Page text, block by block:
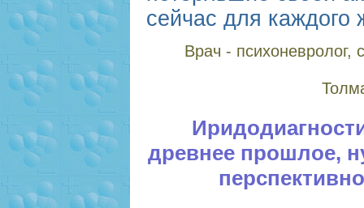
сейчас для каждого
Врач - психоневролог,
древнее прошлое,